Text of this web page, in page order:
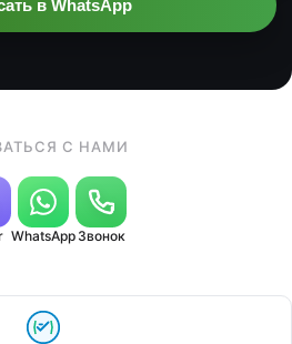
в WhatsApp
С НАМИ
WhatsApp Звонок